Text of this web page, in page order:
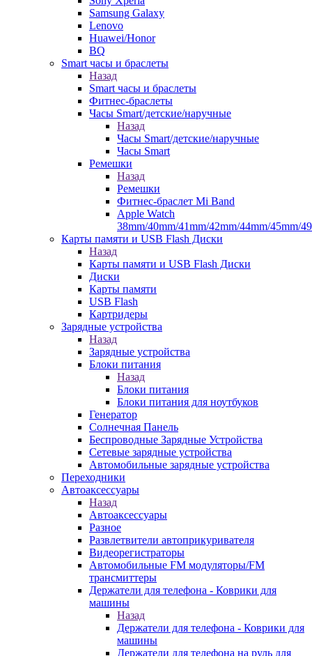
Samsung Galaxy
Lenovo
Huawei/Honor
BQ
Smart часы и браслеты
Назад
Smart часы и браслеты
Фитнес-браслеты
Часы Smart/детские/наручные
Назад
Часы Smart/детские/наручные
Часы Smart
Ремешки
Назад
Ремешки
Фитнес-браслет Mi Band
Apple Watch
38mm/40mm/41mm/42mm/44mm/45mm/
Карты памяти и USB Flash Диски
Назад
Карты памяти и USB Flash Диски
Диски
Карты памяти
USB Flash
Картридеры
Зарядные устройства
Назад
Зарядные устройства
Блоки питания
Назад
Блоки питания
Блоки питания для ноутбуков
Генератор
Солнечная Панель
Беспроводные Зарядные Устройства
Сетевые зарядные устройства
Автомобильные зарядные устройства
Переходники
Автоаксессуары
Назад
Автоаксессуары
Разное
Развлетвители автоприкуривателя
Видеорегистраторы
Автомобильные FM модуляторы/FM
трансмиттеры
Держатели для телефона - Коврики для
машины
Назад
Держатели для телефона - Коврики для
машины
Держатели для телефона на руль для